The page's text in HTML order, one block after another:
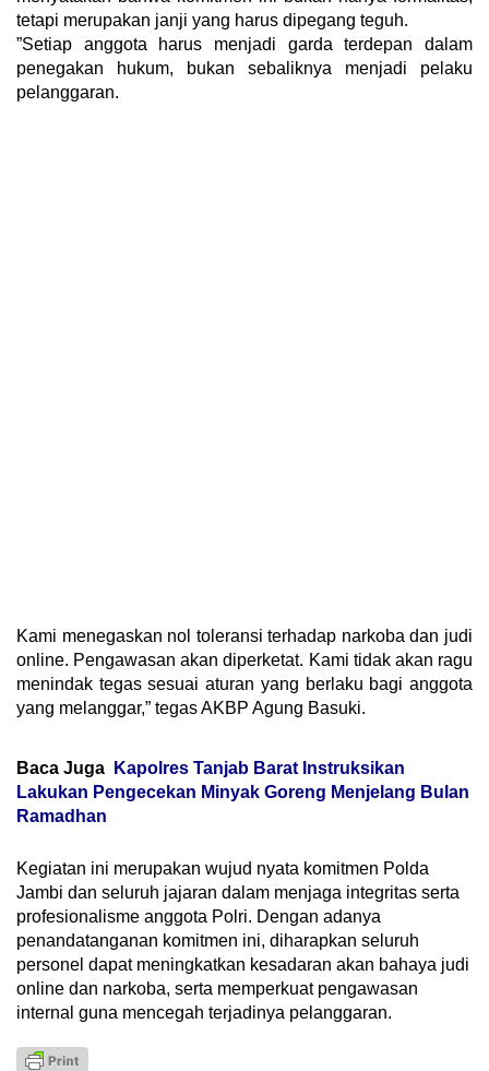
tetapi merupakan janji yang harus dipegang teguh.
​”Setiap anggota harus menjadi garda terdepan dalam
penegakan hukum, bukan sebaliknya menjadi pelaku
pelanggaran.
Kami menegaskan nol toleransi terhadap narkoba dan judi
online. Pengawasan akan diperketat. Kami tidak akan ragu
menindak tegas sesuai aturan yang berlaku bagi anggota
yang melanggar,” tegas AKBP Agung Basuki.
Baca Juga
Kapolres Tanjab Barat Instruksikan
Lakukan Pengecekan Minyak Goreng Menjelang Bulan
Ramadhan
Kegiatan ini merupakan wujud nyata komitmen Polda
Jambi dan seluruh jajaran dalam menjaga integritas serta
profesionalisme anggota Polri. Dengan adanya
penandatanganan komitmen ini, diharapkan seluruh
personel dapat meningkatkan kesadaran akan bahaya judi
online dan narkoba, serta memperkuat pengawasan
internal guna mencegah terjadinya pelanggaran.